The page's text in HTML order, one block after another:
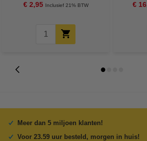
€ 2,95 Inclusief 21% BTW €
Meer dan 5 miljoen klanten!
Voor 23.59 uur besteld, morgen in huis!